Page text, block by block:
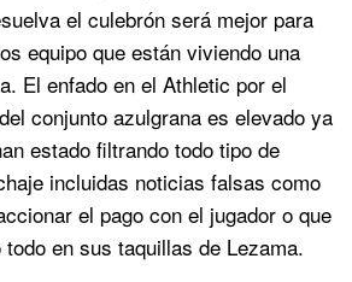
el culebrón será mejor para
equipo que están viviendo una
El enfado en el Athletic por el
conjunto azulgrana es elevado ya
estado filtrando todo tipo de
incluidas noticias falsas como
el pago con el jugador o que
en sus taquillas de Lezama.